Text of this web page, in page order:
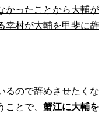
かったことから大輔が
幸村が大輔を甲斐に辞
るので辞めさせたくな
とで、 蟹江に大輔を